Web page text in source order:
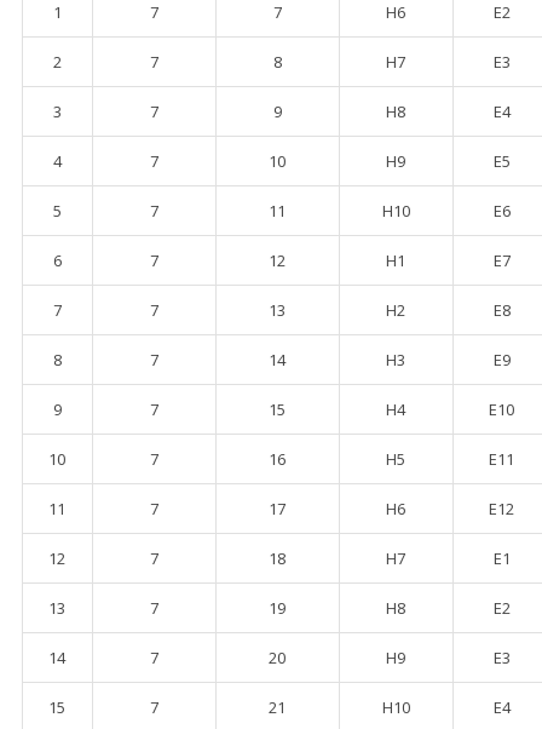
1 7 7 H6 E2
2 7 8 H7 E3
3 7 9 H8 E4
4 7 10 H9 E5
5 7 11 H10 E6
6 7 12 H1 E7
7 7 13 H2 E8
8 7 14 H3 E9
9 7 15 H4 E10
10 7 16 H5 E11
11 7 17 H6 E12
12 7 18 H7 E1
13 7 19 H8 E2
14 7 20 H9 E3
15 7 21 H10 E4